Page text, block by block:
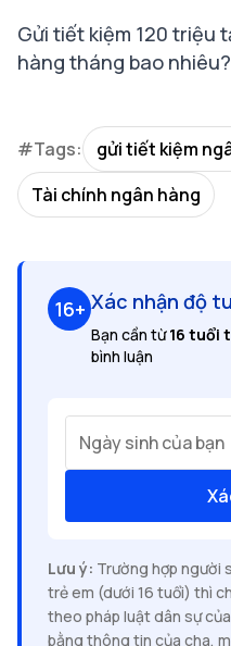
Gửi tiết kiệm 120 triệu
hàng tháng bao nhiêu?
#Tags:
gửi tiết kiệm
Tài chính ngân hàng
16+ Xác nhận độ
Bạn cần từ16 tuổi
bình luận
Ngày sinh của bạn
Lưu ý: Trường hợp người
trẻ em (dưới 16 tuổi) thì
theo pháp luật dân sự
bằng thông tin của cha,